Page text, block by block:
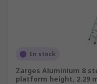
En stock
Zarges Aluminium 8
platform height, 2.29